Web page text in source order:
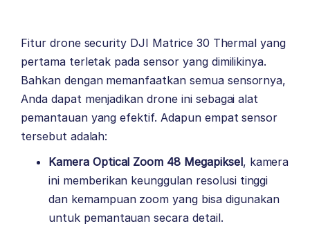
Fitur drone security DJI Matrice 30 Thermal yang
pertama terletak pada sensor yang dimilikinya.
Bahkan dengan memanfaatkan semua sensornya,
Anda dapat menjadikan drone ini sebagai alat
pemantauan yang efektif. Adapun empat sensor
tersebut adalah:
Kamera Optical Zoom 48 Megapiksel, kamera
ini memberikan keunggulan resolusi tinggi
dan kemampuan zoom yang bisa digunakan
untuk pemantauan secara detail.